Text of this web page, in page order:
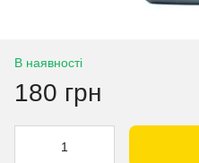
В наявності
180 грн